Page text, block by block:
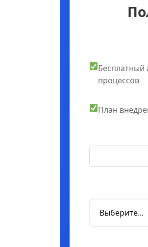
Бесплатный
процессов
План